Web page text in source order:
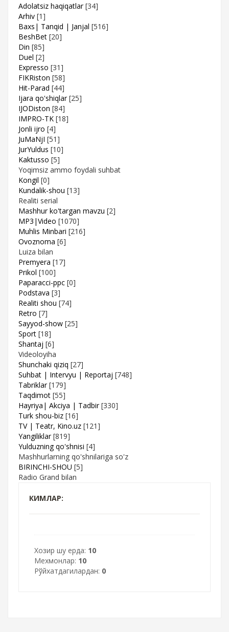
Adolatsiz haqiqatlar [34]
Arhiv [1]
Baxs| Tanqid | Janjal [516]
BeshBet [20]
Din [85]
Duel [2]
Expresso [31]
FIKRiston [58]
Hit-Parad [44]
Ijara qo'shiqlar [25]
IJODiston [84]
IMPRO-TK [18]
Jonli ijro [4]
JuMaNjI [51]
JurYuldus [10]
Kaktusso [5]
Yoqimsiz ammo foydali suhbat
Kongil [0]
Kundalik-shou [13]
Realiti serial
Mashhur ko'targan mavzu [2]
MP3|Video [1070]
Muhlis Minbari [216]
Ovoznoma [6]
Luiza bilan
Premyera [17]
Prikol [100]
Paparacci-ppc [0]
Podstava [3]
Realiti shou [74]
Retro [7]
Sayyod-show [25]
Sport [18]
Shantaj [6]
Videoloyiha
Shunchaki qiziq [27]
Suhbat | Intervyu | Reportaj [748]
Tabriklar [179]
Taqdimot [55]
Hayriya| Akciya | Tadbir [330]
Turk shou-biz [16]
TV | Teatr, Kino.uz [121]
Yangiliklar [819]
Yulduzning qo'shnisi [4]
Mashhurlarning qo'shnilariga so'z
BIRINCHI-SHOU [5]
Radio Grand bilan
КИМЛАР:
Хозир шу ерда: 10
Мехмонлар: 10
Рўйхатдагилардан: 0